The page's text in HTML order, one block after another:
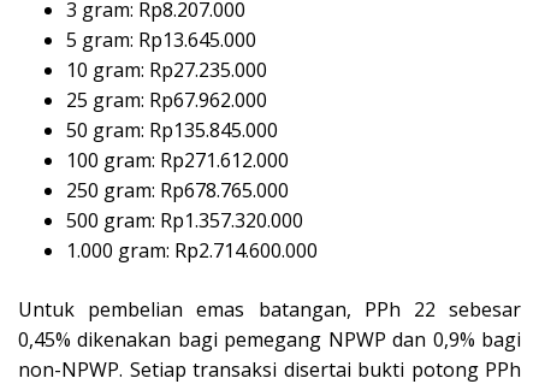
3 gram: Rp8.207.000
5 gram: Rp13.645.000
10 gram: Rp27.235.000
25 gram: Rp67.962.000
50 gram: Rp135.845.000
100 gram: Rp271.612.000
250 gram: Rp678.765.000
500 gram: Rp1.357.320.000
1.000 gram: Rp2.714.600.000
Untuk pembelian emas batangan, PPh 22 sebesar
0,45% dikenakan bagi pemegang NPWP dan 0,9% bagi
non-NPWP. Setiap transaksi disertai bukti potong PPh